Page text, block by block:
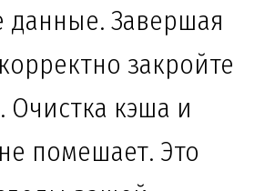
данные. Завершая
закройте
Очистка кэша и
помешает. Это